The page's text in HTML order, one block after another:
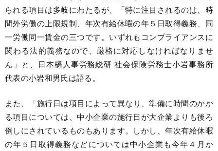
られる項目は多岐にわたるが、「特に注目されるのは、時
間外労働の上限規制、年次有給休暇の年５日取得義務、同
一労働同一賃金の三つです。いずれもコンプライアンスに
関わる法的義務なので、厳格に対応しなければなりませ
ん」と、日本橋人事労務総研 社会保険労務士小岩事務所
代表の小岩和男氏は語る。
​また、「施行日は項目によって異なり、準備に時間のかか
る項目については、中小企業の施行日が大企業よりも後ろ
倒しにされているものもあります。しかし、年次有給休暇
の年５日取得義務などについては中小企業も今年４月か